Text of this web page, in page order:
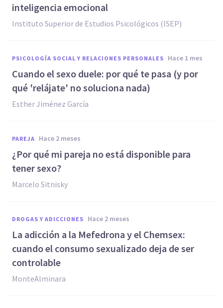
inteligencia emocional
Instituto Superior de Estudios Psicológicos (ISEP)
PSICOLOGÍA SOCIAL Y RELACIONES PERSONALES hace 1 mes
Cuando el sexo duele: por qué te pasa (y por
qué 'relájate' no soluciona nada)
Esther Jiménez García
PAREJA hace 2 meses
¿Por qué mi pareja no está disponible para
tener sexo?
Marcelo Sitnisky
DROGAS Y ADICCIONES hace 2 meses
La adicción a la Mefedrona y el Chemsex:
cuando el consumo sexualizado deja de ser
controlable
MonteAlminara